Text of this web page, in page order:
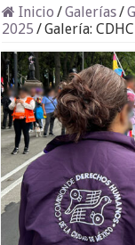
Inicio /Galerías/
2025 /Galería: